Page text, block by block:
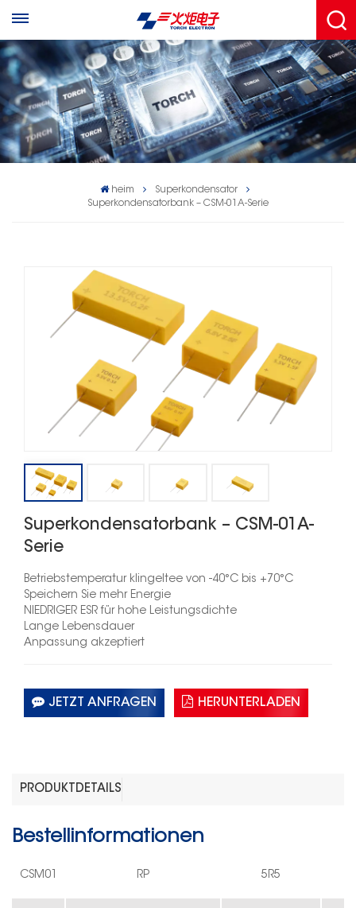
heim
Superkondensator
Superkondensatorbank – CSM-01A-Serie
Superkondensatorbank – CSM-01A-
Serie
Betriebstemperatur klingeltee von -40°C bis +70°C
Speichern Sie mehr Energie
NIEDRIGER ESR für hohe Leistungsdichte
Lange Lebensdauer
Anpassung akzeptiert
JETZT ANFRAGEN HERUNTERLADEN
PRODUKTDETAILS
Bestellinformationen
CSM 0 RP 5R5